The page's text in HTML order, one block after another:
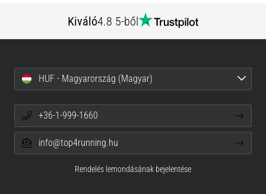
Kiváló4.8 5-ből
HUF - Magyarország (Magyar)
+36-1-999-1660
info@top4running.hu
Rendelés lemondásának bejelentése